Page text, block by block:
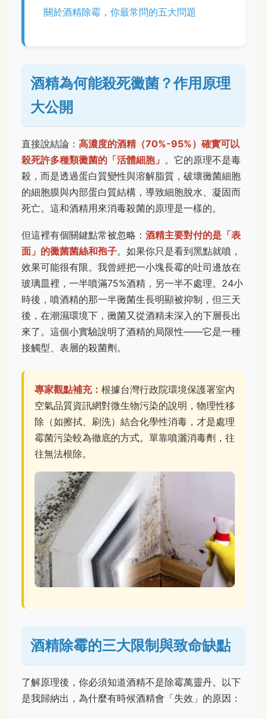
關於酒精除霉，你最常問的五大問題
酒精為何能殺死黴菌？作用原理
大公開
直接說結論： 高濃度的酒精（70%-95%）確實可以
殺死許多種類黴菌的「活體細胞」 。它的原理不是毒
殺，而是透過蛋白質變性與溶解脂質，破壞黴菌細胞
的細胞膜與內部蛋白質結構，導致細胞脫水、凝固而
死亡。這和酒精用來消毒殺菌的原理是一樣的。
但這裡有個關鍵點常被忽略： 酒精主要對付的是「表
面」的黴菌菌絲和孢子。如果你只是看到黑點就噴，
效果可能很有限。我曾經把一小塊長霉的吐司邊放在
玻璃皿裡，一半噴滿75%酒精，另一半不處理。24小
時後，噴酒精的那一半黴菌生長明顯被抑制，但三天
後，在潮濕環境下，黴菌又從酒精未深入的下層長出
來了。這個小實驗說明了酒精的局限性——它是一種
接觸型、表層的殺菌劑。
專家觀點補充： 根據台灣行政院環境保護署室內
空氣品質資訊網對微生物污染的說明，物理性移
除（如擦拭、刷洗）結合化學性消毒，才是處理
霉菌污染較為徹底的方式。單靠噴灑消毒劑，往
往無法根除。
酒精除霉的三大限制與致命缺點
了解原理後，你必須知道酒精不是除霉萬靈丹。以下
是我歸納出，為什麼有時候酒精會「失效」的原因：